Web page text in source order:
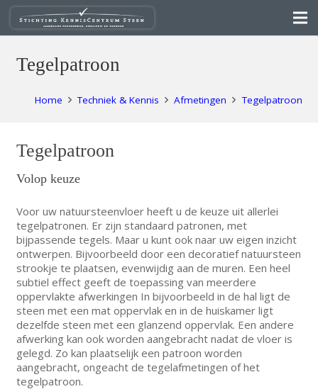
Tegelpatroon
Home Techniek & Kennis Afmetingen Tegelpatroon
Tegelpatroon
Volop keuze
Voor uw natuursteenvloer heeft u de keuze uit allerlei
tegelpatronen. Er zijn standaard patronen, met
bijpassende tegels. Maar u kunt ook naar uw eigen inzicht
ontwerpen. Bijvoorbeeld door een decoratief natuursteen
strookje te plaatsen, evenwijdig aan de muren. Een heel
subtiel effect geeft de toepassing van meerdere
oppervlakte afwerkingen In bijvoorbeeld in de hal ligt de
steen met een mat oppervlak en in de huiskamer ligt
dezelfde steen met een glanzend oppervlak. Een andere
afwerking kan ook worden aangebracht nadat de vloer is
gelegd. Zo kan plaatselijk een patroon worden
aangebracht, ongeacht de tegelafmetingen of het
tegelpatroon.